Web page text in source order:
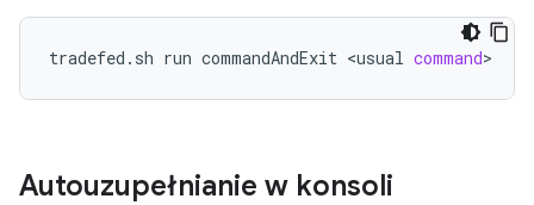
tradefed.sh run commandAndExit <usual command
Autouzupełnianie w konsoli